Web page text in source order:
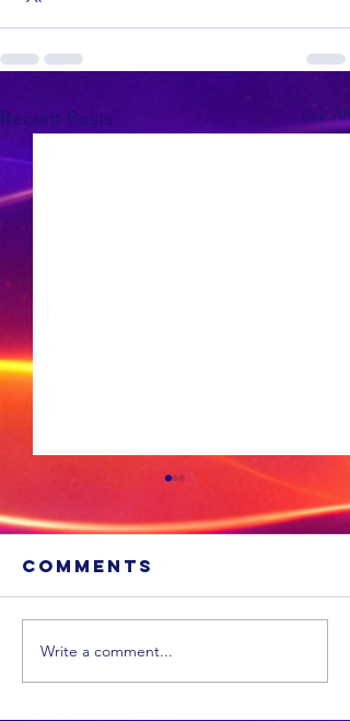
Recent Posts See All
'n VS skool is
glo beroof
Comments
Write a comment...